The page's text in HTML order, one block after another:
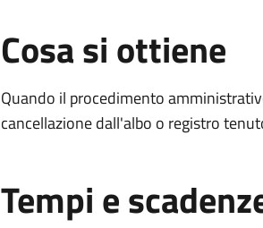
Cosa si ottiene
Quando il procedimento
cancellazione dall'albo o registro
Tempi e